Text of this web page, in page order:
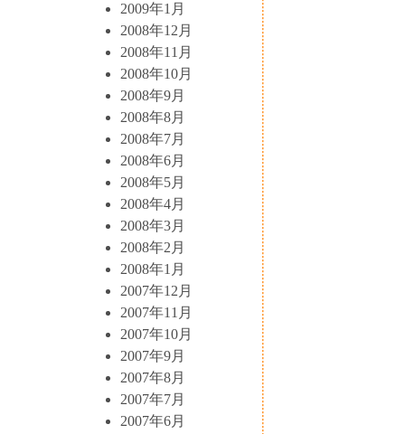
2009年1月
2008年12月
2008年11月
2008年10月
2008年9月
2008年8月
2008年7月
2008年6月
2008年5月
2008年4月
2008年3月
2008年2月
2008年1月
2007年12月
2007年11月
2007年10月
2007年9月
2007年8月
2007年7月
2007年6月